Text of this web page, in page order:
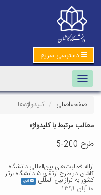
دسترسی سریع
Toggle navigation
صفحه‌اصلی
کلیدواژه‌ها
مطالب مرتبط با کلیدواژه
طرح 200-5
ارائه فعالیت‌های بین‌المللی دانشگاه
کاشان در طرح ارتقای ۵ دانشگاه برتر
کشور به تراز بین المللی گالری
۱۰ آبان ۱۳۹۹